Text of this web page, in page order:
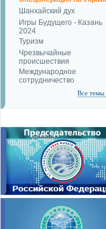
Шанхайский дух
Игры Будущего - Казань
2024
Туризм
Чрезвычайные
происшествия
Международное
сотрудничество
Все темы